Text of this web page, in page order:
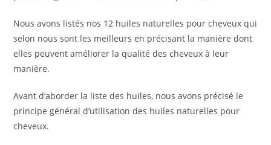
Nous avons listés nos 12 huiles naturelles pour cheveux qui
selon nous sont les meilleurs en précisant la manière dont
elles peuvent améliorer la qualité des cheveux à leur
manière.
Avant d’aborder la liste des huiles, nous avons précisé le
principe général d’utilisation des huiles naturelles pour
cheveux.